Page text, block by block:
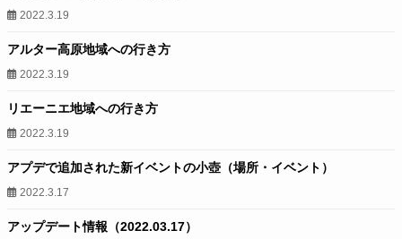
2022.3.19
アルター高原地域への行き方
2022.3.19
リエーニエ地域への行き方
2022.3.19
アプデで追加された新イベントの小壺（場所・イベント）
2022.3.17
アップデート情報（2022.03.17）